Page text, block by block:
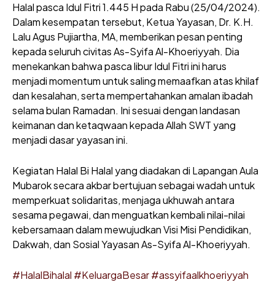
Halal pasca Idul Fitri 1.445 H pada Rabu (25/04/2024).
Dalam kesempatan tersebut, Ketua Yayasan, Dr. K.H.
Lalu Agus Pujiartha, MA, memberikan pesan penting
kepada seluruh civitas As-Syifa Al-Khoeriyyah. Dia
menekankan bahwa pasca libur Idul Fitri ini harus
menjadi momentum untuk saling memaafkan atas khilaf
dan kesalahan, serta mempertahankan amalan ibadah
selama bulan Ramadan. Ini sesuai dengan landasan
keimanan dan ketaqwaan kepada Allah SWT yang
menjadi dasar yayasan ini.
Kegiatan Halal Bi Halal yang diadakan di Lapangan Aula
Mubarok secara akbar bertujuan sebagai wadah untuk
memperkuat solidaritas, menjaga ukhuwah antara
sesama pegawai, dan menguatkan kembali nilai-nilai
kebersamaan dalam mewujudkan Visi Misi Pendidikan,
Dakwah, dan Sosial Yayasan As-Syifa Al-Khoeriyyah.
#HalalBihalal #KeluargaBesar#assyifaalkhoeriyyah